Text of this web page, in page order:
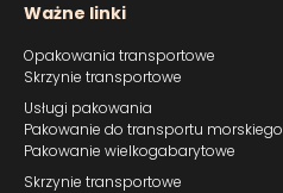
Ważne linki
Opakowania transportowe
Skrzynie transportowe
Usługi pakowania
Pakowanie do transportu morskiego
Pakowanie wielkogabarytowe
Skrzynie transportowe